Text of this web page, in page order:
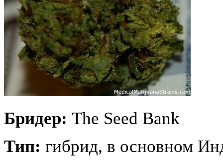
Бридер: The Seed Bank
Тип: гибрид, в основном